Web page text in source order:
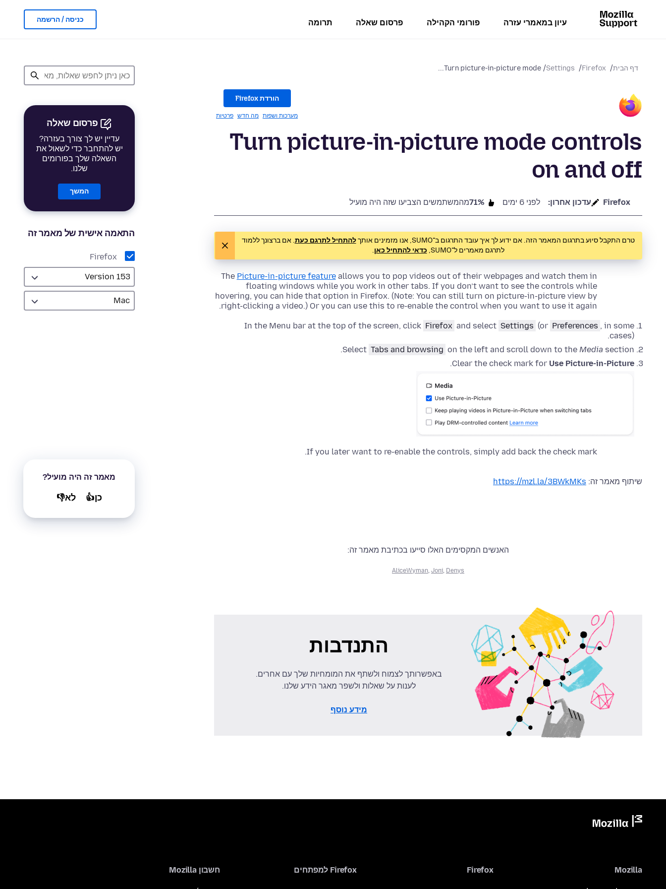
עיון במאמרי עזרה פורומי הקהילה פרסום שאלה תרומה כניסה / הרשמה
דף הבית Firefox
Settings
Turn picture-in-picture mode...
פרסום שאלה
עדיין יש לך צורך בעזרה?
יש להתחבר כדי לשאול את
השאלה שלך בפורומים
שלנו.
המשך
התאמה אישית של מאמר זה
Firefox
מאמר זה היה מועיל?
כן👍 לא👎
הורדת Firefox
מערכות ושפות מה חדש פרטיות
Turn picture-in-picture mode controls
on and off
Firefox עדכון אחרון: לפני 6 ימים 71%מהמשתמשים הצביעו שזה היה מועיל
טרם התקבל סיוע בתרגום המאמר הזה. אם ידוע לך איך עובד התרגום ב־SUMO, אנו מזמינים אותך להתחיל לתרגם כעת. אם ברצונך ללמוד
לתרגם מאמרים ל־SUMO,
כדאי להתחיל כאן.
The Picture-in-picture featureallows you to pop videos out of their webpages and watch them in
floating windows while you work in other tabs. If you don’t want to see the controls while
hovering, you can hide that option in Firefox. (Note: You can still turn on picture-in-picture view by
right-clicking a video.) Or you can use this to re-enable the control when you want to use it again.
In the Menu bar at the top of the screen, click Firefox and select Settings (or Preferences , in some
cases).
Select Tabs and browsing on the left and scroll down to the Media section.
Clear the check mark for Use Picture-in-Picture
.
If you later want to re-enable the controls, simply add back the check mark.
שיתוף מאמר זה: https://mzl.la/3BWkMKs
האנשים המקסימים האלו סייעו בכתיבת מאמר זה:
AliceWyman, Joni, Denys
התנדבות
באפשרותך לצמוח ולשתף את המומחיות שלך עם אחרים.
לענות על שאלות ולשפר מאגר הידע שלנו.
מידע נוסף
Mozilla
Firefox Firefox למפתחים חשבון Mozilla